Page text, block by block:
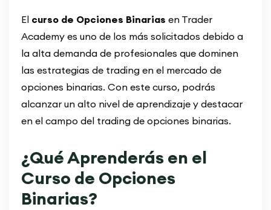
El curso de Opciones Binarias en Trader
Academy es uno de los más solicitados debido a
la alta demanda de profesionales que dominen
las estrategias de trading en el mercado de
opciones binarias. Con este curso, podrás
alcanzar un alto nivel de aprendizaje y destacar
en el campo del trading de opciones binarias.
¿Qué Aprenderás en el
Curso de Opciones
Binarias?